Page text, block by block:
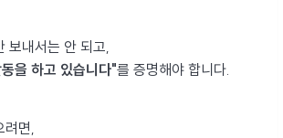
보내서는 안 되고,
을 하고 있습니다"를 증명해야 합니다.
려면,